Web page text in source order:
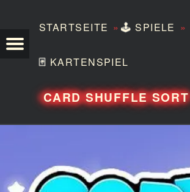
STARTSEITE »🕹️ SPIELE »
🃏 KARTENSPIEL
CARD SHUFFLE SORT